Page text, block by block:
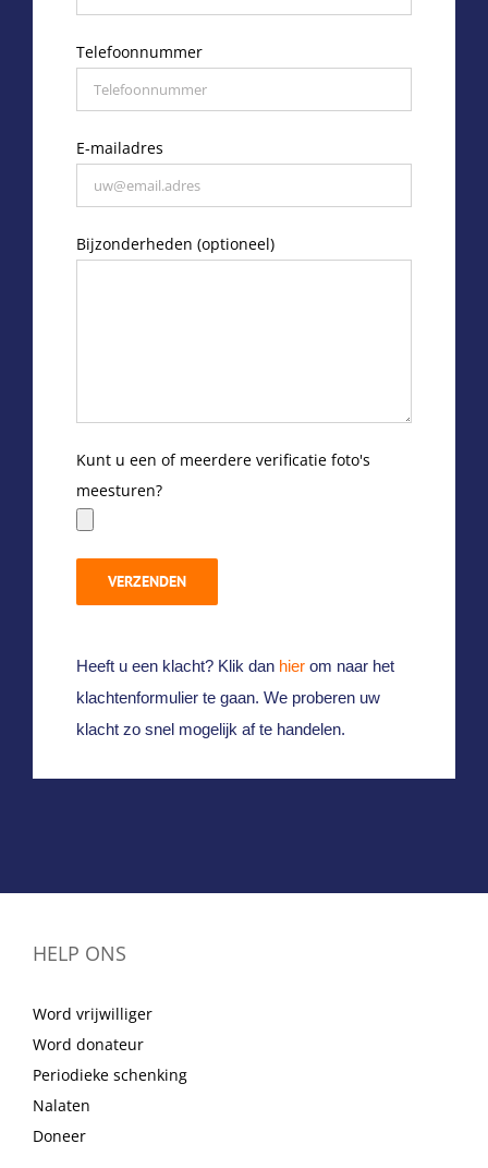
Telefoonnummer
E-mailadres
Bijzonderheden (optioneel)
Kunt u een of meerdere verificatie foto's
meesturen?
Heeft u een klacht? Klik dan hier om naar het
klachtenformulier te gaan. We proberen uw
klacht zo snel mogelijk af te handelen.
HELP ONS
Word vrijwilliger
Word donateur
Periodieke schenking
Nalaten
Doneer